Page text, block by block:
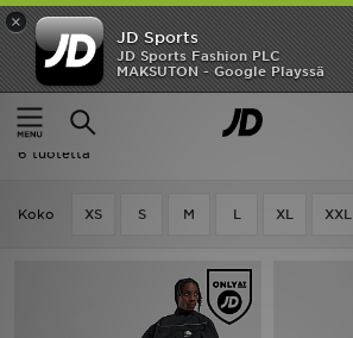
×
JD Sports
JD Sports Fashion PLC
MAKSUTON - Google Playssä
Etusivu
Miehet
Miehet - Nike Air Max Neon
6 tuotetta
Koko XS S M L XL XXL
Etusivu
Ale
Uutuudet